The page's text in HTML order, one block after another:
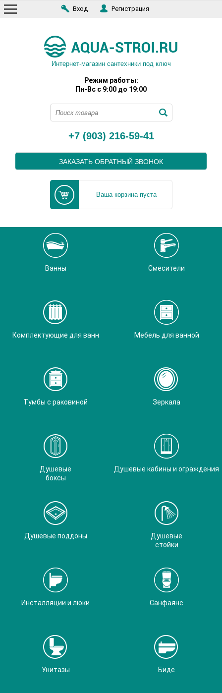
Вход Регистрация
Интернет-магазин сантехники под ключ
Режим работы:
Пн-Вс с 9:00 до 19:00
+7 (903) 216-59-41
ЗАКАЗАТЬ ОБРАТНЫЙ ЗВОНОК
Ваша корзина пуста
Ванны Смесители
Комплектующие для ванн Мебель для ванной
Тумбы с раковиной Зеркала
Душевые
боксы
Душевые кабины и ограждения
Душевые поддоны
Душевые
стойки
Инсталляции и люки Санфаянс
Унитазы Биде